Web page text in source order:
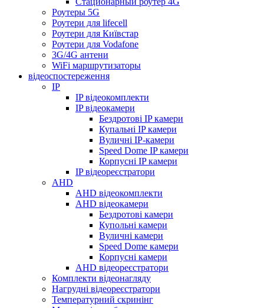
Роутеры 5G
Роутери для lifecell
Роутери для Київстар
Роутери для Vodafone
3G/4G антени
WiFi маршрутизаторы
відеоспостереження
IP
IP відеокомплекти
IP відеокамери
Бездротові IP камери
Купальні IP камери
Вуличні IP-камери
Speed Dome IP камери
Корпусні IP камери
IP відеореєстратори
AHD
AHD відеокомплекти
AHD відеокамери
Бездротові камери
Купольні камери
Вуличні камери
Speed Dome камери
Корпусні камери
AHD відеореєстратори
Комплекти відеонагляду
Нагрудні відеореєстратори
Температурний скринінг